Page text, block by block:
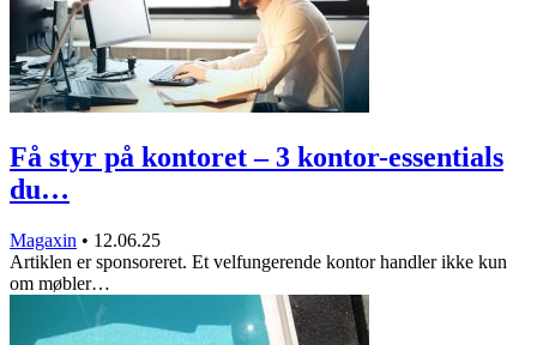
Få styr på kontoret – 3 kontor-essentials
du…
Magaxin • 12.06.25
Artiklen er sponsoreret. Et velfungerende kontor handler ikke kun
om møbler…